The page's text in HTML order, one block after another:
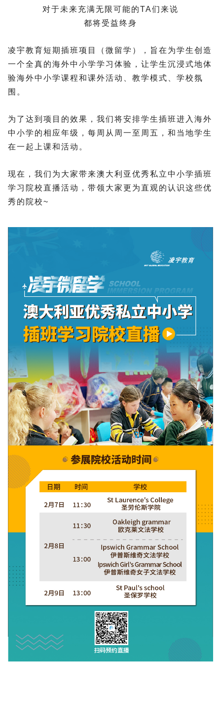
对于未来充满无限可能的TA们来说
都将受益终身
凌宇教育短期插班项目（微留学），旨在为学生创造
一个全真的海外中小学学习体验，让学生沉浸式地体
验海外中小学课程和课外活动、教学模式、学校氛
围。
为了达到项目的效果，我们将安排学生插班进入海外
中小学的相应年级，每周从周一至周五，和当地学生
在一起上课和活动。
现在，我们为大家带来澳大利亚优秀私立中小学插班
学习院校直播活动，带领大家更为直观的认识这些优
秀的院校~